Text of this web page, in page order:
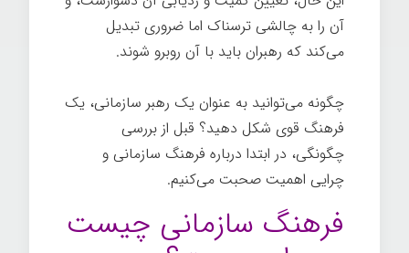
آن را به چالشی ترسناک اما ضروری تبدیل
می‌کند که رهبران باید با آن روبرو شوند.
چگونه می‌توانید به عنوان یک رهبر سازمانی، یک
فرهنگ قوی شکل دهید؟ قبل از بررسی
چگونگی، در ابتدا درباره فرهنگ سازمانی و
چرایی اهمیت صحبت می‌کنیم.
فرهنگ سازمانی چیست